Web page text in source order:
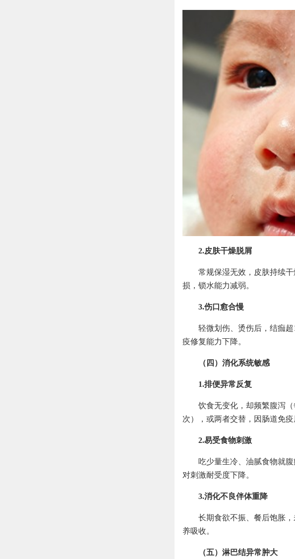
2.皮肤干燥脱屑
常规保湿无效，皮肤持续
损，锁水能力减弱。
3.伤口愈合慢
轻微划伤、烫伤后，结痂
疫修复能力下降。
（四）消化系统敏感
1.排便异常反复
饮食无变化，却频繁腹泻
次），或两者交替，因肠道免疫
2.易受食物刺激
吃少量生冷、油腻食物就
对刺激耐受度下降。
3.消化不良伴体重降
长期食欲不振、餐后饱胀
养吸收。
（五）淋巴结异常肿大